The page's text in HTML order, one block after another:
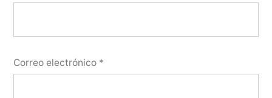
Correo electrónico *